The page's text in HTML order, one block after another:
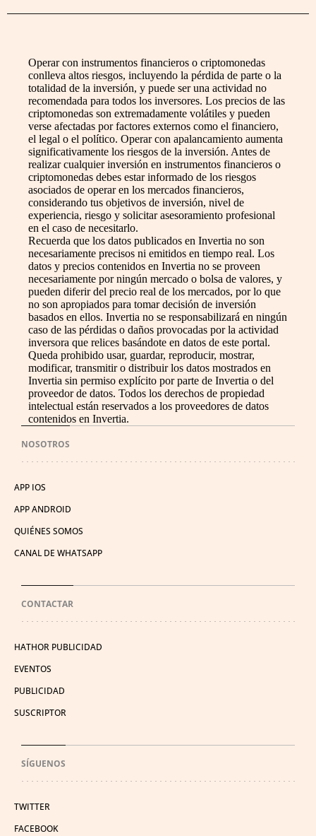
Operar con instrumentos financieros o criptomonedas
conlleva altos riesgos, incluyendo la pérdida de parte o la
totalidad de la inversión, y puede ser una actividad no
recomendada para todos los inversores. Los precios de las
criptomonedas son extremadamente volátiles y pueden
verse afectadas por factores externos como el financiero,
el legal o el político. Operar con apalancamiento aumenta
significativamente los riesgos de la inversión. Antes de
realizar cualquier inversión en instrumentos financieros o
criptomonedas debes estar informado de los riesgos
asociados de operar en los mercados financieros,
considerando tus objetivos de inversión, nivel de
experiencia, riesgo y solicitar asesoramiento profesional
en el caso de necesitarlo.
Recuerda que los datos publicados en Invertia no son
necesariamente precisos ni emitidos en tiempo real. Los
datos y precios contenidos en Invertia no se proveen
necesariamente por ningún mercado o bolsa de valores, y
pueden diferir del precio real de los mercados, por lo que
no son apropiados para tomar decisión de inversión
basados en ellos. Invertia no se responsabilizará en ningún
caso de las pérdidas o daños provocadas por la actividad
inversora que relices basándote en datos de este portal.
Queda prohibido usar, guardar, reproducir, mostrar,
modificar, transmitir o distribuir los datos mostrados en
Invertia sin permiso explícito por parte de Invertia o del
proveedor de datos. Todos los derechos de propiedad
intelectual están reservados a los proveedores de datos
contenidos en Invertia.
NOSOTROS
APP IOS
APP ANDROID
QUIÉNES SOMOS
CANAL DE WHATSAPP
CONTACTAR
HATHOR PUBLICIDAD
EVENTOS
PUBLICIDAD
SUSCRIPTOR
SÍGUENOS
TWITTER
FACEBOOK